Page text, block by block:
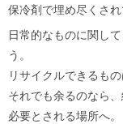
保冷剤で埋め尽くさ
日常的なものに関し
う。
リサイクルできるも
それでも余るのなら
必要とされる場所へ。